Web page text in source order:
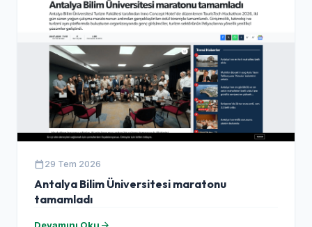
calendar_today 29 Tem 2026
Antalya Bilim Üniversitesi maratonu
tamamladı
Devamını Oku